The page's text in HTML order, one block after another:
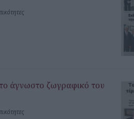
άγνωστο ζωγραφικό του